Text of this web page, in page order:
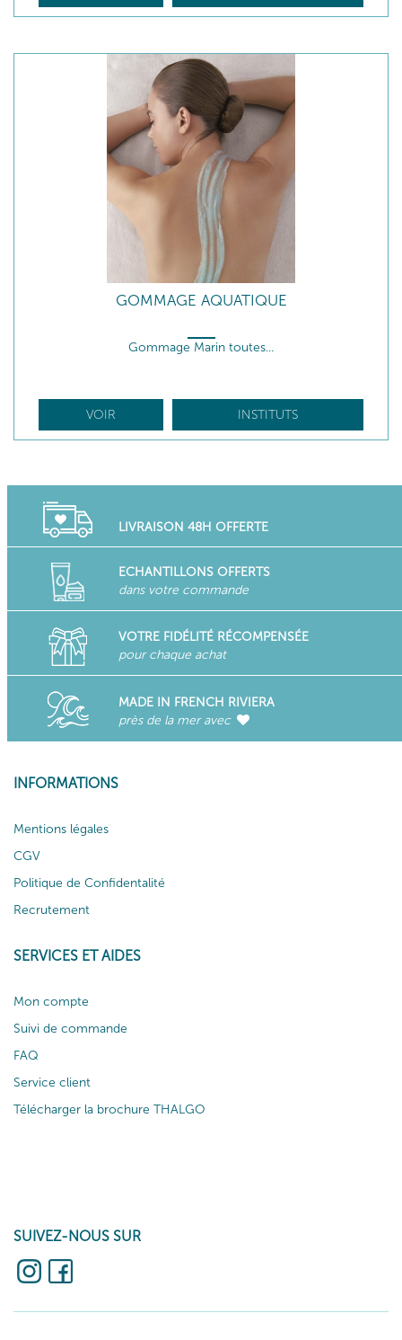
GOMMAGE AQUATIQUE
Gommage Marin toutes...
VOIR INSTITUTS
LIVRAISON 48H OFFERTE
ECHANTILLONS OFFERTS
dans votre commande
VOTRE FIDÉLITÉ RÉCOMPENSÉE
pour chaque achat
MADE IN FRENCH RIVIERA
près de la mer avec
INFORMATIONS
Mentions légales
CGV
Politique de Confidentalité
Recrutement
SERVICES ET AIDES
Mon compte
Suivi de commande
FAQ
Service client
Télécharger la brochure THALGO
SUIVEZ-NOUS SUR